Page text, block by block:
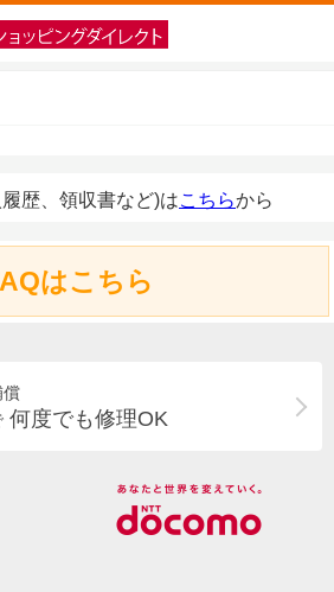
歴、領収書など)はこちらから
はこちら
償
何度でも修理OK